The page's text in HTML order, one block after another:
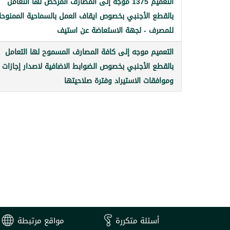
بالقطع الأجنبي بخصوص ايقاف العمل بالسماحية
للمصرف - لجهة الاستعاضة عن استيف
التعميم موجه إلى كافة المصارف المسموح لها التعامل
بالقطع الأجنبي بخصوص الضوابط الاضافية لاصدار إجازات
وموافقات الاستيراد وفترة صلاحيتها
أسئلة متكررة مواقع مرتبطة